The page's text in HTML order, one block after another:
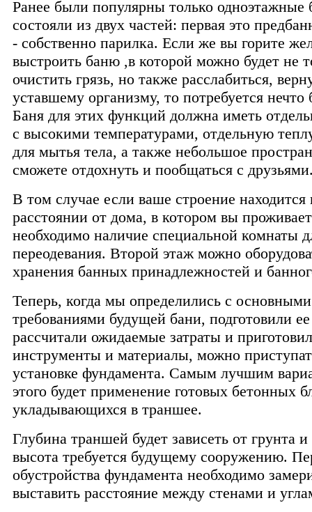
Ранее были популярны только
состояли из двух частей: первая это
- собственно парилка. Если же вы горите
выстроить баню ,в которой можно будет не
очистить грязь, но также расслабиться,
уставшему организму, то потребуется нечто
Баня для этих функций должна иметь
с высокими температурами, отдельную
для мытья тела, а также небольшое
сможете отдохнуть и пообщаться с
В том случае если ваше строение
расстоянии от дома, в котором вы
необходимо наличие специальной комнаты
переодевания. Второй этаж можно
хранения банных принадлежностей и
Теперь, когда мы определились с основными
требованиями будущей бани, подготовили
рассчитали ожидаемые затраты и
инструменты и материалы, можно
установке фундамента. Самым лучшим
этого будет применение готовых бетонных
укладывающихся в траншее.
Глубина траншей будет зависеть от грунта и
высота требуется будущему сооружению.
обустройства фундамента необходимо
выставить расстояние между стенами и